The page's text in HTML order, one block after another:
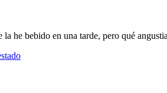
he bebido en una tarde, pero qué